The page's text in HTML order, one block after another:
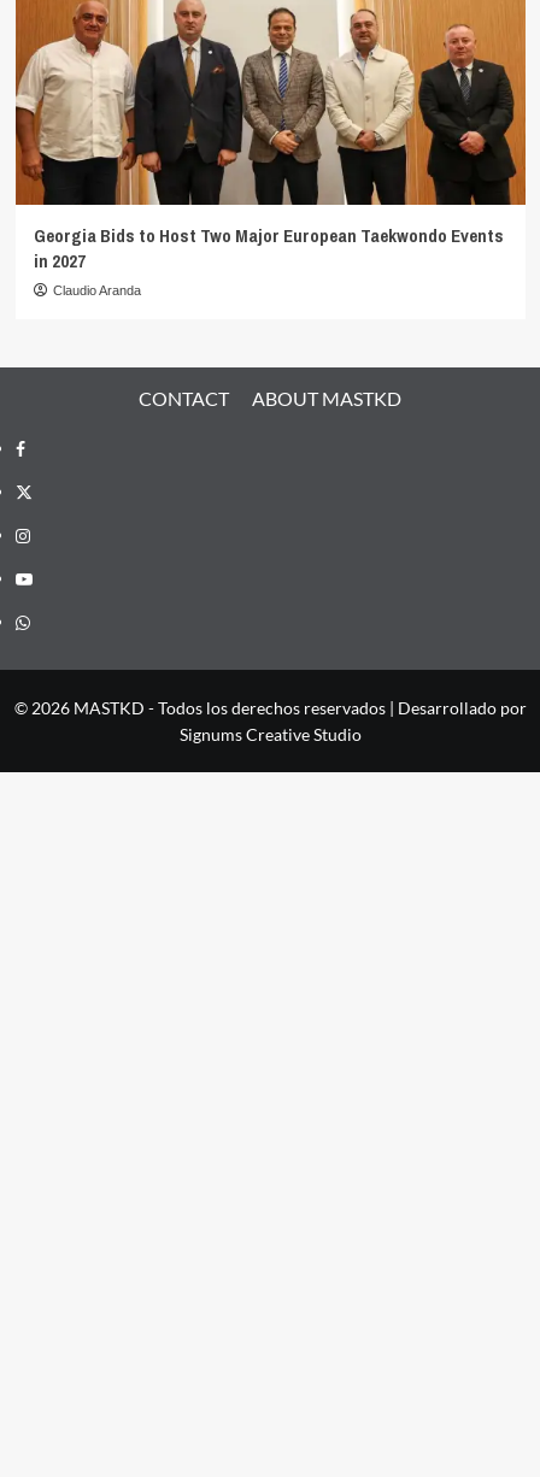
Georgia Bids to Host Two Major European Taekwondo Events
in 2027
Claudio Aranda
CONTACT ABOUT MASTKD
Facebook
X
Instagram
YouTube
Whatsapp